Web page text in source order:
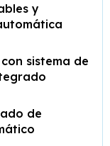
y
sistema de
de